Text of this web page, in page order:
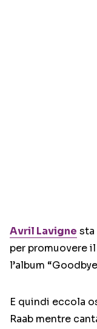
Avril Lavigne sta
per promuovere
l’album
E quindi eccola
Raab mentre